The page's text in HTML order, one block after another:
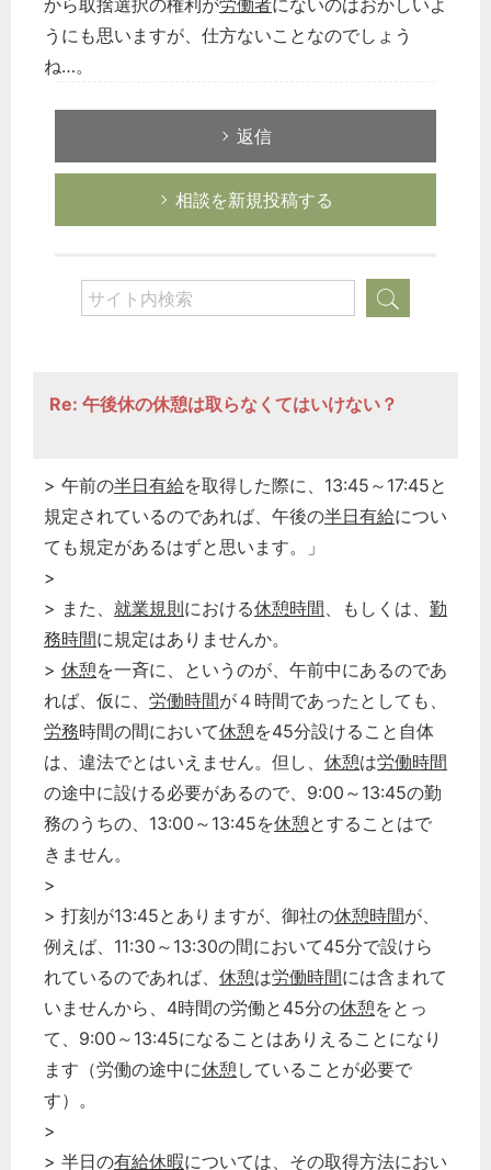
から取捨選択の権利が労働者にないのはおかしいよ
うにも思いますが、仕方ないことなのでしょう
ね…。
返信
相談を新規投稿する
Re: 午後休の休憩は取らなくてはいけない？
> 午前の半日有給を取得した際に、13:45～17:45と
規定されているのであれば、午後の半日有給につい
ても規定があるはずと思います。」
>
> また、 就業規則における休憩時間、もしくは、 勤
務時間に規定はありませんか。
> 休憩を一斉に、というのが、午前中にあるのであ
れば、仮に、 労働時間が４時間であったとしても、
労務時間の間において休憩を45分設けること自体
は、違法でとはいえません。但し、 休憩は労働時間
の途中に設ける必要があるので、9:00～13:45の勤
務のうちの、13:00～13:45を休憩とすることはで
きません。
>
> 打刻が13:45とありますが、御社の休憩時間が、
例えば、11:30～13:30の間において45分で設けら
れているのであれば、 休憩は労働時間には含まれて
いませんから、4時間の労働と45分の休憩をとっ
て、9:00～13:45になることはありえることになり
ます（労働の途中に休憩 していることが必要で
す）。
>
> 半日の有給休暇については、その取得方法におい